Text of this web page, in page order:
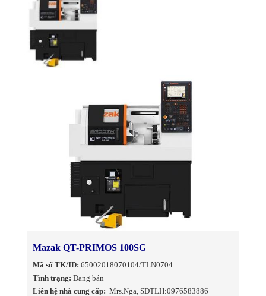
Mazak QT-PRIMOS 100SG
Mã số TK/ID: 65002018070104/TLN0704
Tình trạng: Đang bán
Liên hệ nhà cung cấp: Mrs.Nga, SĐTLH:0976583886